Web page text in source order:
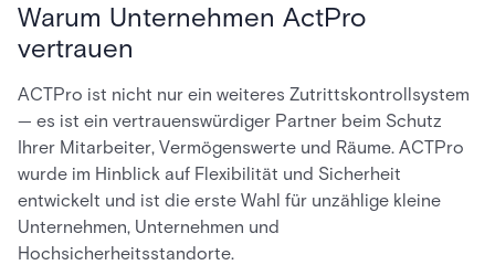
Warum Unternehmen ActPro
vertrauen
ACTPro ist nicht nur ein weiteres Zutrittskontrollsystem
— es ist ein vertrauenswürdiger Partner beim Schutz
Ihrer Mitarbeiter, Vermögenswerte und Räume. ACTPro
wurde im Hinblick auf Flexibilität und Sicherheit
entwickelt und ist die erste Wahl für unzählige kleine
Unternehmen, Unternehmen und
Hochsicherheitsstandorte.